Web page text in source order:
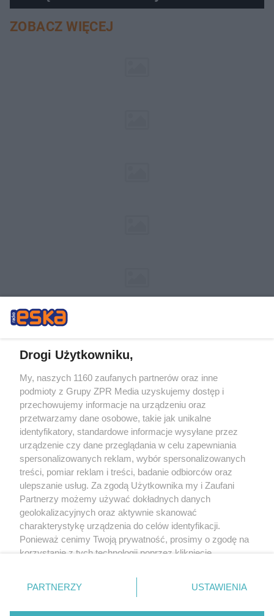
ZOBACZ WIĘCEJ
Żaden utwór zamieszczony w serwisie nie może być powielany i
rozpowszechniany lub dalej rozpowszechniany w jakikolwiek sposób (w
tym także elektroniczny lub mechaniczny) na jakimkolwiek polu
eksploatacji w jakiejkolwiek formie, włącznie z umieszczaniem w Internecie
bez pisemnej zgody właściciela praw. Jakiekolwiek użycie lub
wykorzystanie utworów w całości lub w części z naruszeniem prawa, tzn.
bez właściwej zgody, jest zabronione pod groźbą kary i może być ścigane
prawnie.
O nas
Drogi Użytkowniku,
My, naszych 1160 zaufanych partnerów oraz inne
podmioty z Grupy ZPR Media uzyskujemy dostęp i
przechowujemy informacje na urządzeniu oraz
przetwarzamy dane osobowe, takie jak unikalne
identyfikatory, standardowe informacje wysyłane przez
urządzenie czy dane przeglądania w celu zapewniania
spersonalizowanych reklam, wybór spersonalizowanych
treści, pomiar reklam i treści, badanie odbiorców oraz
ulepszanie usług. Za zgodą Użytkownika my i Zaufani
Partnerzy możemy używać dokładnych danych
geolokalizacyjnych oraz aktywnie skanować
charakterystykę urządzenia do celów identyfikacji.
Ponieważ cenimy Twoją prywatność, prosimy o zgodę na
korzystanie z tych technologii poprzez kliknięcie
zmienić/wycofać klikając przycisk ustawień prywatności
znajdujący się w lewym dolnym rogu strony
rodzaje przetwarzania danych nie wymagają zgody
PARTNERZY USTAWIENIA